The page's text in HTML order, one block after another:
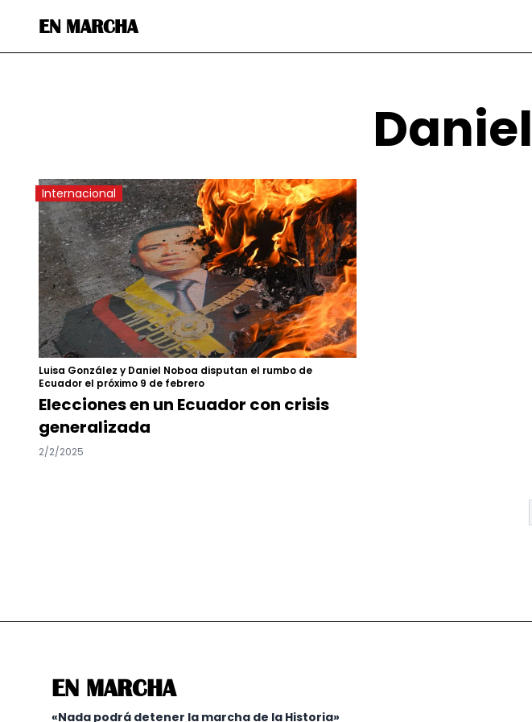
EN MARCHA
Internacional
Luisa González y Daniel Noboa disputan el rumbo de
Ecuador el próximo 9 de febrero
Elecciones en un Ecuador con crisis
generalizada
2/2/2025
EN MARCHA
«Nada podrá detener la marcha de la Historia»